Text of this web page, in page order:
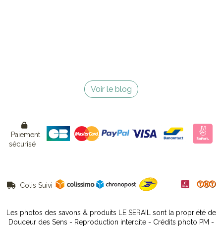
Voir le blog

Paiement
sécurisé
 Colis Suivi
Les photos des savons & produits LE SERAIL sont la propriété de
Douceur des Sens - Reproduction interdite - Crédits photo PM -